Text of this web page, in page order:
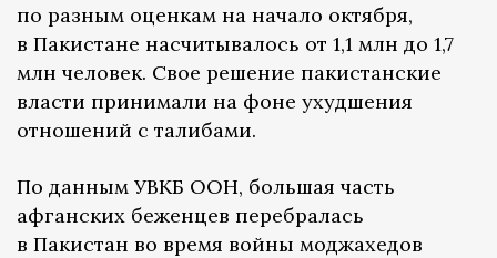
по разным оценкам на начало октября,
в Пакистане насчитывалось от 1,1 млн до 1,7
млн человек. Свое решение пакистанские
власти принимали на фоне ухудшения
отношений с талибами.
По данным УВКБ ООН, большая часть
афганских беженцев перебралась
в Пакистан во время войны моджахедов